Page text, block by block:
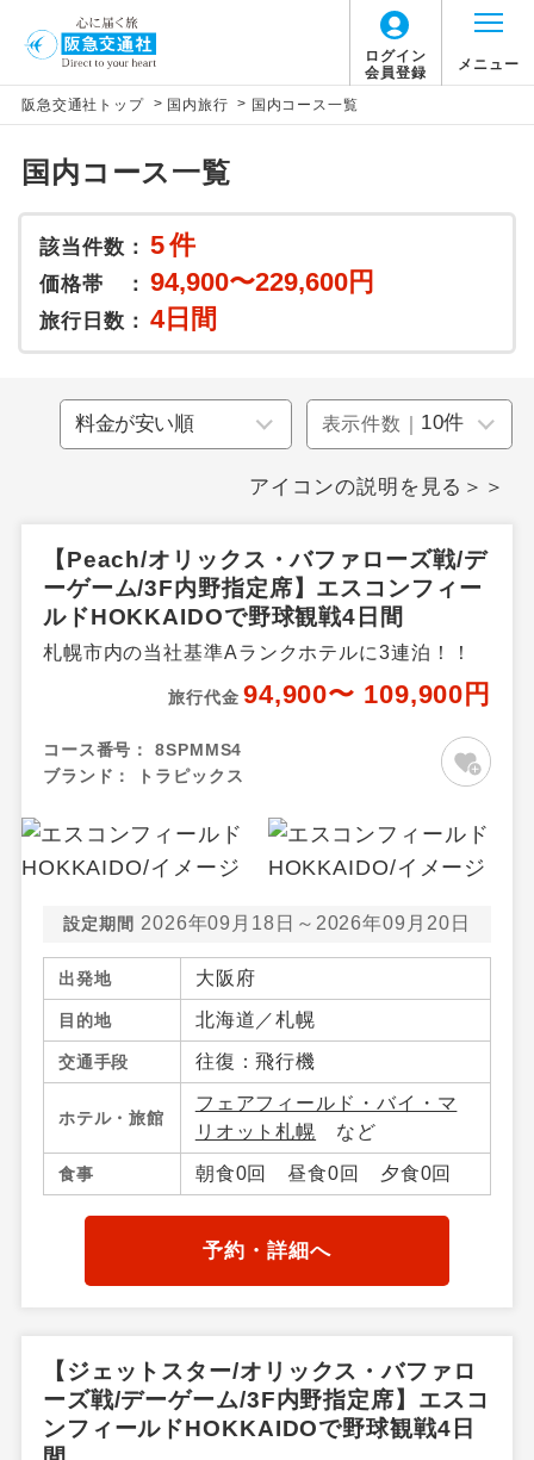
ログイン
会員登録
メニュー
阪急交通社トップ > 国内旅行 > 国内コース一覧
国内コース一覧
該当件数： 5件
価格帯 ： 94,900〜229,600円
旅行日数： 4日間
表示件数｜
アイコンの説明を見る＞＞
【Peach/オリックス・バファローズ戦/デ
ーゲーム/3F内野指定席】エスコンフィー
ルドHOKKAIDOで野球観戦4日間
札幌市内の当社基準Aランクホテルに3連泊！！
旅行代金 94,900〜 109,900円
コース番号：
8SPMMS4
ブランド：
トラピックス
設定期間 2026年09月18日～2026年09月20日
出発地 大阪府
目的地 北海道／札幌
交通手段 往復：飛行機
ホテル・旅館
フェアフィールド・バイ・マ
リオット札幌 など
食事 朝食0回 昼食0回 夕食0回
予約・詳細へ
【ジェットスター/オリックス・バファロ
ーズ戦/デーゲーム/3F内野指定席】エスコ
ンフィールドHOKKAIDOで野球観戦4日